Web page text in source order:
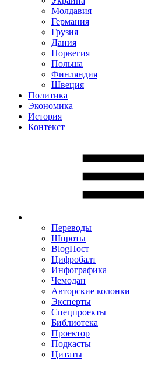
Молдавия
Германия
Грузия
Дания
Норвегия
Польша
Финляндия
Швеция
Политика
Экономика
История
Контекст
Переводы
Шпроты
BlogПост
Цифробалт
Инфографика
Чемодан
Авторские колонки
Эксперты
Спецпроекты
Библиотека
Проектор
Подкасты
Цитаты